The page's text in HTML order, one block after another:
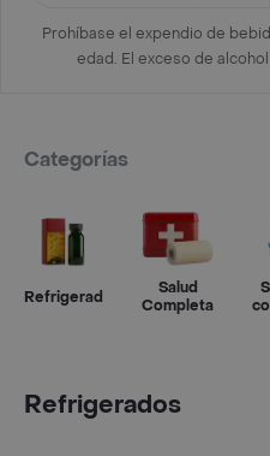
Prohíbase el expendio de
edad. El exceso de
Categorías
Refrigerados
Salud
Completa
Refrigerados